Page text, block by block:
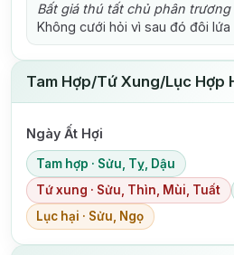
Bất giá thú tất chủ phân trương
Không cưới hỏi vì sau đó đôi lứa
Tam Hợp/Tứ Xung/Lục Hợp
Ngày Ất Hợi
Tam hợp · Sửu, Tỵ, Dậu
Tứ xung · Sửu, Thìn, Mùi, Tuất
Lục hại · Sửu, Ngọ